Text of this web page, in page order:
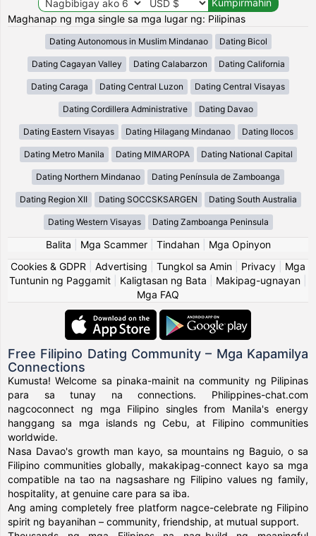
Maghanap ng mga single sa mga lugar ng: Pilipinas
Dating Autonomous in Muslim Mindanao Dating Bicol
Dating Cagayan Valley Dating Calabarzon Dating California
Dating Caraga Dating Central Luzon Dating Central Visayas
Dating Cordillera Administrative Dating Davao
Dating Eastern Visayas Dating Hilagang Mindanao Dating Ilocos
Dating Metro Manila Dating MIMAROPA Dating National Capital
Dating Northern Mindanao Dating Península de Zamboanga
Dating Region XII Dating SOCCSKSARGEN Dating South Australia
Dating Western Visayas Dating Zamboanga Peninsula
Balita Mga Scammer| Tindahan| Mga Opinyon
Cookies & GDPR
Advertising Tungkol sa Amin Privacy
Mga
Tuntunin ng Paggamit
Kaligtasan ng Bata Makipag-ugnayan
Mga FAQ
Free Filipino Dating Community – Mga Kapamilya
Connections
Kumusta! Welcome sa pinaka-mainit na community ng Pilipinas
para sa tunay na connections. Philippines-chat.com
nagcoconnect ng mga Filipino singles from Manila's energy
hanggang sa mga islands ng Cebu, at Filipino communities
worldwide.
Nasa Davao's growth man kayo, sa mountains ng Baguio, o sa
Filipino communities globally, makakipag-connect kayo sa mga
compatible na tao na nagsashare ng Filipino values ng family,
hospitality, at genuine care para sa iba.
Ang aming completely free platform nagce-celebrate ng Filipino
spirit ng bayanihan – community, friendship, at mutual support.